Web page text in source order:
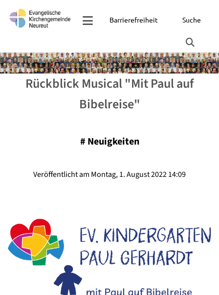
Barrierefreiheit Suche
Rückblick Musical "Mit Paul auf
Bibelreise"
# Neuigkeiten
Veröffentlicht am Montag, 1. August 2022 14:09